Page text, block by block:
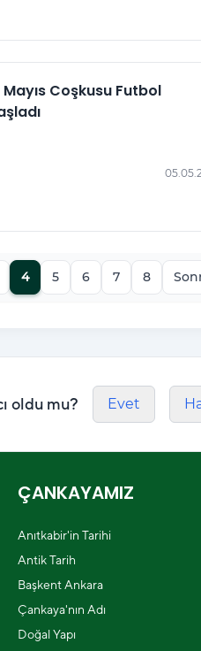
Coşkusu Futbol
4 5 6 7 8
oldu mu? Evet
ÇANKAYAMIZ
Anıtkabir'in Tarihi
Antik Tarih
Başkent Ankara
Çankaya'nın Adı
Doğal Yapı